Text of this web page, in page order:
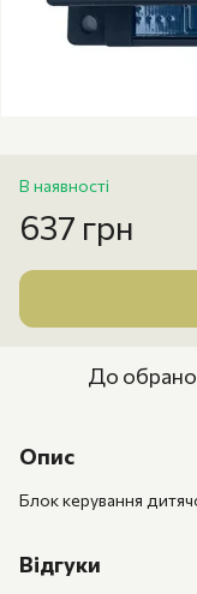
В наявності
637 грн
До
Опис
Блок керування
Відгуки